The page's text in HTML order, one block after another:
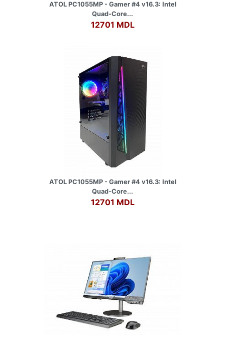
ATOL PC1055MP - Gamer #4 v16.3: Intel
Quad-Core...
12701 MDL
ATOL PC1055MP - Gamer #4 v16.3: Intel
Quad-Core...
12701 MDL